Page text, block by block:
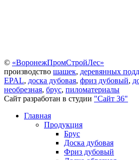
© «ВоронежПромСтройЛес»
производство шашек, деревянных
EPAL, доска дубовая, фриз дубовый,
необрезная, брус, пиломатериалы
Сайт разработан в студии "Сайт 36"
Главная
Продукция
Брус
Доска дубовая
Фриз дубовый